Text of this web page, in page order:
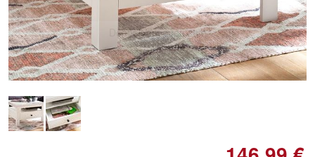
Doppelt antippen zum
vergrößern